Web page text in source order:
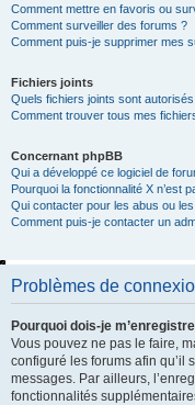
Comment mettre en favoris ou
Comment surveiller des forums ?
Comment puis-je supprimer mes
Fichiers joints
Quels fichiers joints sont
Comment trouver tous mes
Concernant phpBB
Qui a développé ce logiciel de
Pourquoi la fonctionnalité X n’est
Qui contacter pour les abus ou
Comment puis-je contacter un
Problèmes de
Pourquoi dois-je
Vous pouvez ne pas le faire,
configuré les forums afin qu’il
messages. Par ailleurs,
fonctionnalités